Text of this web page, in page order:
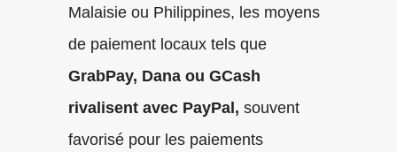
Malaisie ou Philippines, les moyens
de paiement locaux tels que
GrabPay, Dana ou GCash
rivalisent avec PayPal, souvent
favorisé pour les paiements